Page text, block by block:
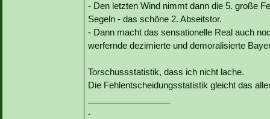
- Den letzten Wind nimmt dann die 5. große
Segeln - das schöne 2. Abseitstor.
- Dann macht das sensationelle Real auch
werfernde dezimierte und demoralisierte
Torschussstatistik, dass ich nicht lache.
Die Fehlentscheidungsstatistik gleicht das
.